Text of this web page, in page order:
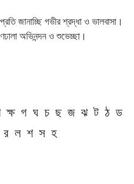
জানাচ্ছি গভীর শ্রদ্ধা ও ভালবাসা।
অভিনন্দন ও শুভেচ্ছা।
ক্ষ গ ঘ চ ছ জ ঝ ট ঠ ড
র ল শ স হ